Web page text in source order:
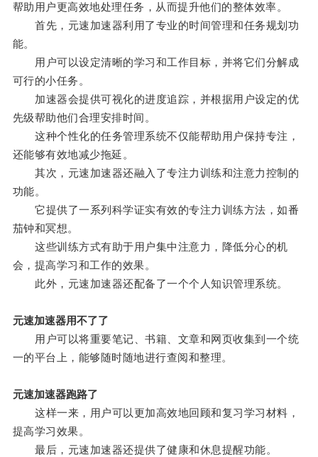
帮助用户更高效地处理任务，从而提升他们的整体效率。
首先，元速加速器利用了专业的时间管理和任务规划功
能。
用户可以设定清晰的学习和工作目标，并将它们分解成
可行的小任务。
加速器会提供可视化的进度追踪，并根据用户设定的优
先级帮助他们合理安排时间。
这种个性化的任务管理系统不仅能帮助用户保持专注，
还能够有效地减少拖延。
其次，元速加速器还融入了专注力训练和注意力控制的
功能。
它提供了一系列科学证实有效的专注力训练方法，如番
茄钟和冥想。
这些训练方式有助于用户集中注意力，降低分心的机
会，提高学习和工作的效果。
此外，元速加速器还配备了一个个人知识管理系统。
元速加速器用不了了
用户可以将重要笔记、书籍、文章和网页收集到一个统
一的平台上，能够随时随地进行查阅和整理。
元速加速器跑路了
这样一来，用户可以更加高效地回顾和复习学习材料，
提高学习效果。
最后，元速加速器还提供了健康和休息提醒功能。